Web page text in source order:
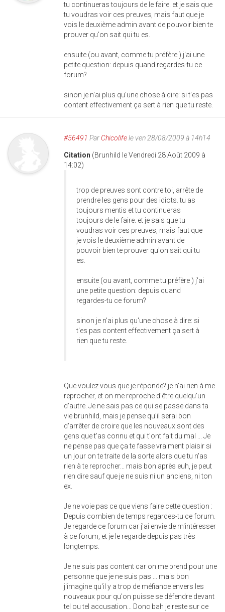
tu continueras toujours de le faire. et je sais que
tu voudras voir ces preuves, mais faut que je
vois le deuxième admin avant de pouvoir bien te
prouver qu'on sait qui tu es.
ensuite (ou avant, comme tu préfère ) j'ai une
petite question: depuis quand regardes-tu ce
forum?
sinon je n'ai plus qu'une chose à dire: si t'es pas
content effectivement ça sert à rien que tu reste.
#56491 Par Chicolifele ven 28/08/2009 à 14h14
Citation (Brunhild le Vendredi 28 Août 2009 à
14:02)
trop de preuves sont contre toi, arrête de
prendre les gens pour des idiots. tu as
toujours mentis et tu continueras
toujours de le faire. et je sais que tu
voudras voir ces preuves, mais faut que
je vois le deuxième admin avant de
pouvoir bien te prouver qu'on sait qui tu
es.
ensuite (ou avant, comme tu préfère ) j'ai
une petite question: depuis quand
regardes-tu ce forum?
sinon je n'ai plus qu'une chose à dire: si
t'es pas content effectivement ça sert à
rien que tu reste.
Que voulez vous que je réponde? je n'ai rien à me
reprocher, et on me reproche d'être quelqu'un
d'autre. Je ne sais pas ce qui se passe dans ta
vie brunhild, mais je pense qu'il serai bon
d'arrêter de croire que les nouveaux sont des
gens que t'as connu et qui t'ont fait du mal ... Je
ne pense pas que ça te fasse vraiment plaisir si
un jour on te traite de la sorte alors que tu n'as
rien à te reprocher... mais bon après euh, je peut
rien dire sauf que je ne suis ni un anciens, ni ton
ex.
Je ne voie pas ce que viens faire cette question :
Depuis combien de temps regardes-tu ce forum.
Je regarde ce forum car j'ai envie de m'intéresser
à ce forum, et je le regarde depuis pas très
longtemps.
Je ne suis pas content car on me prend pour une
personne que je ne suis pas ... mais bon
j'imagine qu'il y a trop de méfiance envers les
nouveaux pour qu'on puisse se défendre devant
tel ou tel accusation... Donc bah je reste sur ce